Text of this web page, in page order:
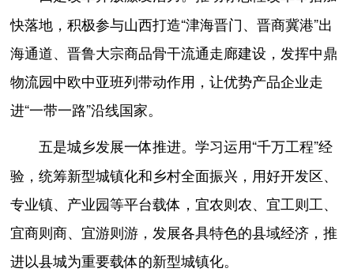
快落地，积极参与山西打造“津海晋门、晋商冀港”出
海通道、晋鲁大宗商品骨干流通走廊建设，发挥中鼎
物流园中欧中亚班列带动作用，让优势产品企业走
进“一带一路”沿线国家。
五是城乡发展一体推进。学习运用“千万工程”经
验，统筹新型城镇化和乡村全面振兴，用好开发区、
专业镇、产业园等平台载体，宜农则农、宜工则工、
宜商则商、宜游则游，发展各具特色的县域经济，推
进以县城为重要载体的新型城镇化。